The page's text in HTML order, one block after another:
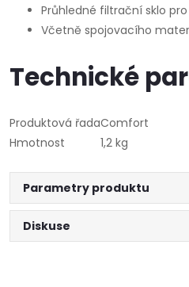
Průhledné filtrační sklo
Včetně spojovacího
Technické
Produktová řadaComfort
Hmotnost
1,2 kg
Parametry produktu
Diskuse